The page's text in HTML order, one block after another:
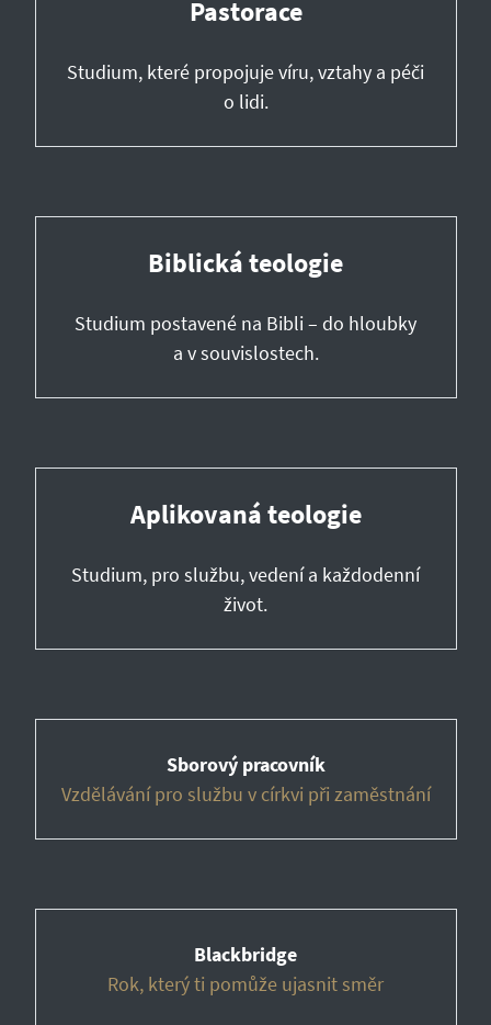
Pastorace
Studium, které propojuje víru, vztahy a péči
o lidi.
Biblická teologie
Studium postavené na Bibli – do hloubky
a v souvislostech.
Aplikovaná teologie
Studium, pro službu, vedení a každodenní
život.
Sborový pracovník
Vzdělávání pro službu v církvi při zaměstnání
Blackbridge
Rok, který ti pomůže ujasnit směr